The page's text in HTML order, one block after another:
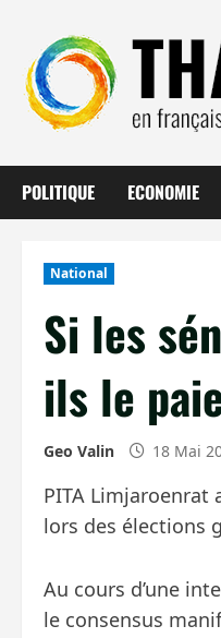
contenu
POLITIQUE ECONOMIE
National
Si les
ils le
Geo Valin 18 Mai
PITA Limjaroenrat
lors des élections
Au cours d’une
le consensus